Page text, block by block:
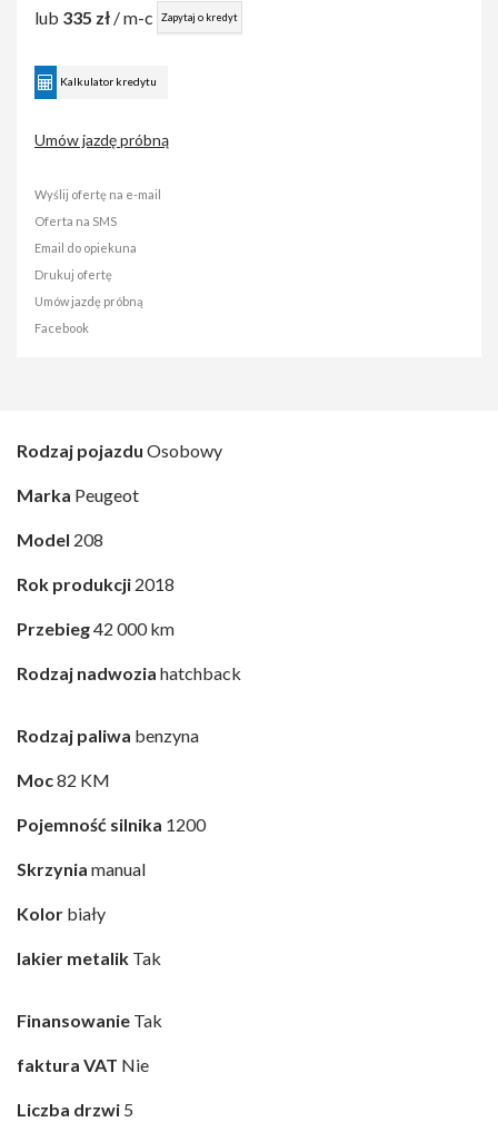
lub 335 zł / m-c Zapytaj o kredyt
Kalkulator kredytu
Umów jazdę próbną
Wyślij ofertę na e-mail
Oferta na SMS
Email do opiekuna
Drukuj ofertę
Umów jazdę próbną
Facebook
Rodzaj pojazdu Osobowy
Marka Peugeot
Model 208
Rok produkcji 2018
Przebieg42 000 km
Rodzaj nadwozia hatchback
Rodzaj paliwa benzyna
Moc82 KM
Pojemność silnika 1200
Skrzynia manual
Kolor biały
lakier metalik Tak
Finansowanie Tak
faktura VAT Nie
Liczba drzwi 5